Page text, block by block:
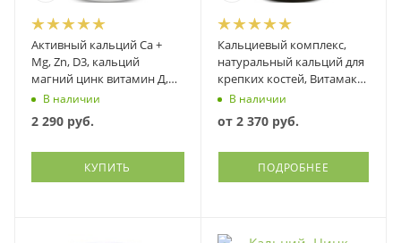
Активный кальций Ca +
Mg, Zn, D3, кальций
магний цинк витамин Д,
Витамакс (Vitamax), 60
В наличии
2 290 руб.
КУПИТЬ
Кальциевый комплекс,
натуральный кальций для
крепких костей, Витамакс
(Vitamax)
В наличии
от 2 370 руб.
ПОДРОБНЕЕ